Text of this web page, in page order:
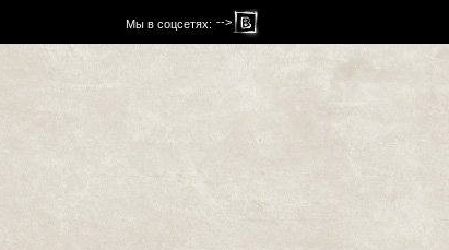
Мы в соцсетях: -->